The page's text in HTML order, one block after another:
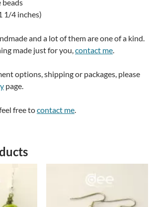
beads
1/4 inches)
and a lot of them are one of a kind.
made just for you, contact me
options, shipping or packages, please
page.
free tocontact me